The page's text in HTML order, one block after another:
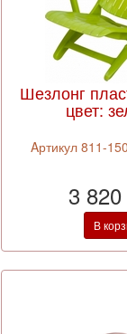
Шезлонг
цвет:
Aртикул 811-
3
В